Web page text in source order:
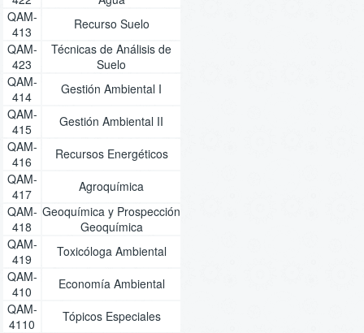
QAM-
413
Recurso Suelo
QAM-
423
Técnicas de Análisis de
Suelo
QAM-
414
Gestión Ambiental I
QAM-
415
Gestión Ambiental II
QAM-
416
Recursos Energéticos
QAM-
417
Agroquímica
QAM-
418
Geoquímica y Prospección
Geoquímica
QAM-
419
Toxicóloga Ambiental
QAM-
410
Economía Ambiental
QAM-
4110
Tópicos Especiales